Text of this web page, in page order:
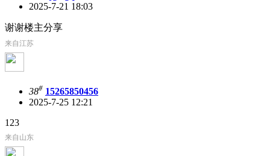
2025-7-21 18:03
谢谢楼主分享
来自江苏
38# 15265850456
2025-7-25 12:21
123
来自山东